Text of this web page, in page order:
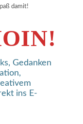
damit!
Gedanken
ins E-